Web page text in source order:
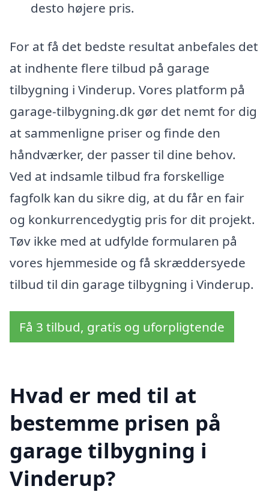
desto højere pris.
For at få det bedste resultat anbefales det
at indhente flere tilbud på garage
tilbygning i Vinderup. Vores platform på
garage-tilbygning.dk gør det nemt for dig
at sammenligne priser og finde den
håndværker, der passer til dine behov.
Ved at indsamle tilbud fra forskellige
fagfolk kan du sikre dig, at du får en fair
og konkurrencedygtig pris for dit projekt.
Tøv ikke med at udfylde formularen på
vores hjemmeside og få skræddersyede
tilbud til din garage tilbygning i Vinderup.
Få 3 tilbud, gratis og uforpligtende
Hvad er med til at
bestemme prisen på
garage tilbygning i
Vinderup?